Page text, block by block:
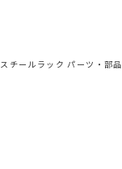
スチールラック パーツ・部品